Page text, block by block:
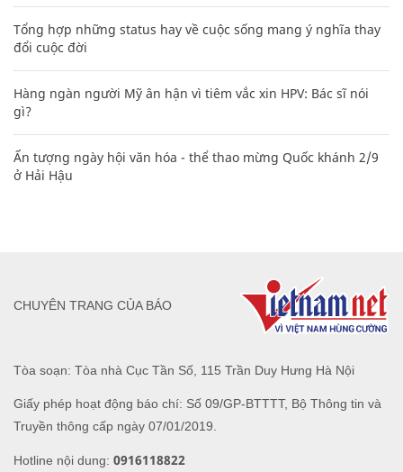
Tổng hợp những status hay về cuộc sống mang ý nghĩa thay
đổi cuộc đời
Hàng ngàn người Mỹ ân hận vì tiêm vắc xin HPV: Bác sĩ nói
gì?
Ấn tượng ngày hội văn hóa - thể thao mừng Quốc khánh 2/9
ở Hải Hậu
Tòa soạn: Tòa nhà Cục Tần Số, 115 Trần Duy Hưng Hà Nội
Giấy phép hoạt động báo chí: Số 09/GP-BTTTT, Bộ Thông tin và
Truyền thông cấp ngày 07/01/2019.
Hotline nội dung: 0916118822
CHUYÊN TRANG CỦA BÁO